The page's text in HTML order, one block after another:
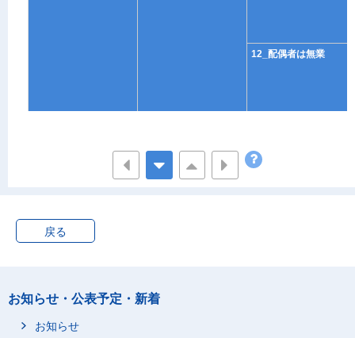
12_配偶者は無業
戻る
お知らせ・公表予定・新着
お知らせ